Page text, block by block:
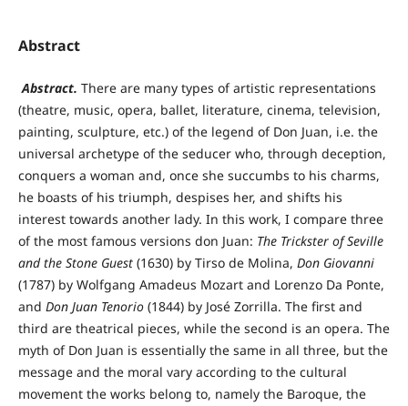
Abstract
Abstract. There are many types of artistic representations
(theatre, music, opera, ballet, literature, cinema, television,
painting, sculpture, etc.) of the legend of Don Juan, i.e. the
universal archetype of the seducer who, through deception,
conquers a woman and, once she succumbs to his charms,
he boasts of his triumph, despises her, and shifts his
interest towards another lady. In this work, I compare three
of the most famous versions don Juan: The Trickster of Seville
and the Stone Guest (1630) by Tirso de Molina, Don Giovanni
(1787) by Wolfgang Amadeus Mozart and Lorenzo Da Ponte,
and Don Juan Tenorio (1844) by José Zorrilla. The first and
third are theatrical pieces, while the second is an opera. The
myth of Don Juan is essentially the same in all three, but the
message and the moral vary according to the cultural
movement the works belong to, namely the Baroque, the